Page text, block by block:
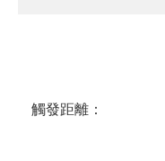
觸發距離：